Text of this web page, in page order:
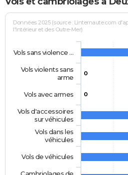
Données 2025 (source : Linternaute.com
l'Intérieur et des Outre-Mer)
0
0
Vols sans violence …
Vols violents sans
arme
Vols avec armes
Vols d'accessoires
sur véhicules
Vols dans les
véhicules
Vols de véhicules